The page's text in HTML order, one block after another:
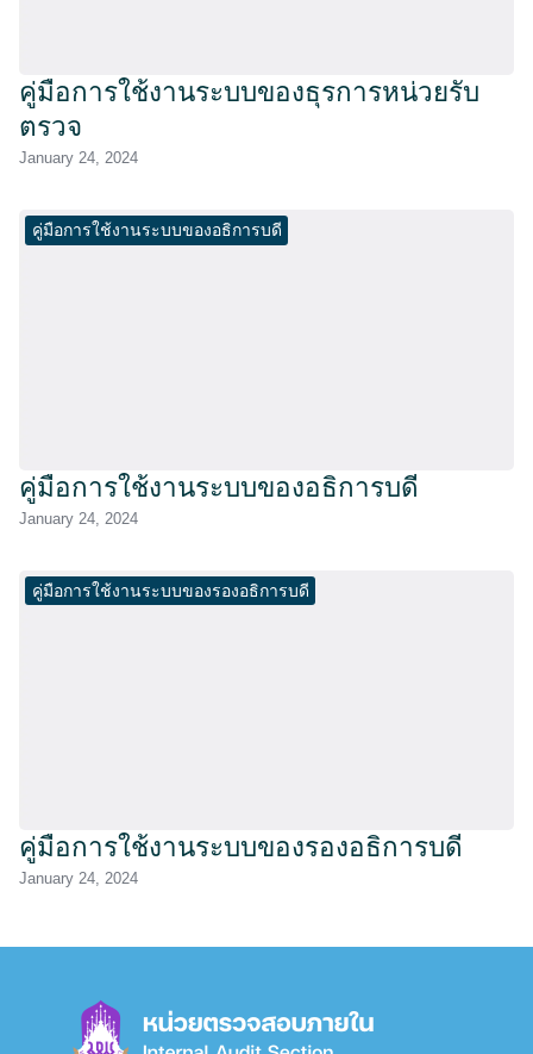
คู่มือการใช้งานระบบของธุรการหน่วยรับ
ตรวจ
January 24, 2024
คู่มือการใช้งานระบบของอธิการบดี
คู่มือการใช้งานระบบของอธิการบดี
January 24, 2024
คู่มือการใช้งานระบบของรองอธิการบดี
คู่มือการใช้งานระบบของรองอธิการบดี
January 24, 2024